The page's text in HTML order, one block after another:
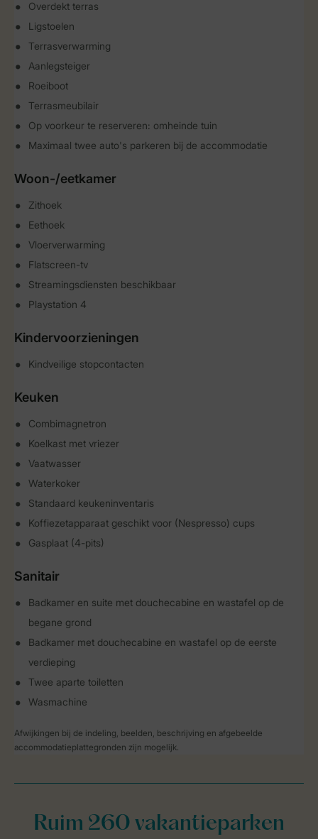
Overdekt terras
Ligstoelen
Terrasverwarming
Aanlegsteiger
Roeiboot
Terrasmeubilair
Op voorkeur te reserveren: omheinde tuin
Maximaal twee auto's parkeren bij de accommodatie
Woon-/eetkamer
Zithoek
Eethoek
Vloerverwarming
Flatscreen-tv
Streamingsdiensten beschikbaar
Playstation 4
Kindervoorzieningen
Kindveilige stopcontacten
Keuken
Combimagnetron
Koelkast met vriezer
Vaatwasser
Waterkoker
Standaard keukeninventaris
Koffiezetapparaat geschikt voor (Nespresso) cups
Gasplaat (4-pits)
Sanitair
Badkamer en suite met douchecabine en wastafel op de
begane grond
Badkamer met douchecabine en wastafel op de eerste
verdieping
Twee aparte toiletten
Wasmachine
Afwijkingen bij de indeling, beelden, beschrijving en afgebeelde
accommodatieplattegronden zijn mogelijk.
Ruim 260 vakantieparken